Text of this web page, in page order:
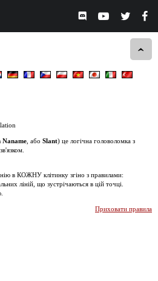
Naname , або Slant) це логічна головоломка з
в КОЖНУ клітинку згіно з правилами:
ліній, що зустрічаються в цій точці.
Приховати правила